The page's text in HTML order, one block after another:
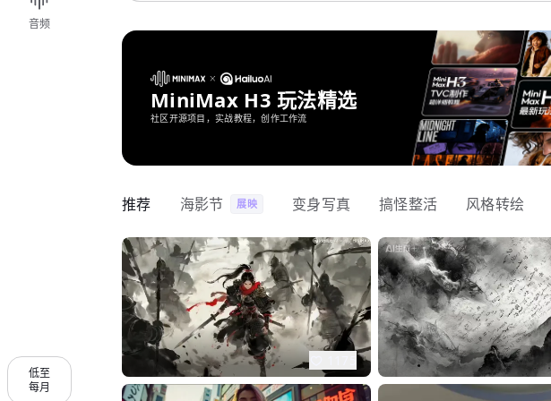
音频
低至
每月
MiniMax H3 玩法精选
社区开源项目，实战教程，创作工作流
推荐 海影节 展映 变身写真 搞怪整活 风格转绘